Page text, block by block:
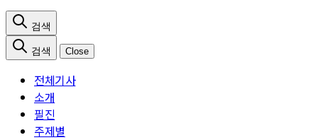
Close
전체기사
소개
필진
주제별